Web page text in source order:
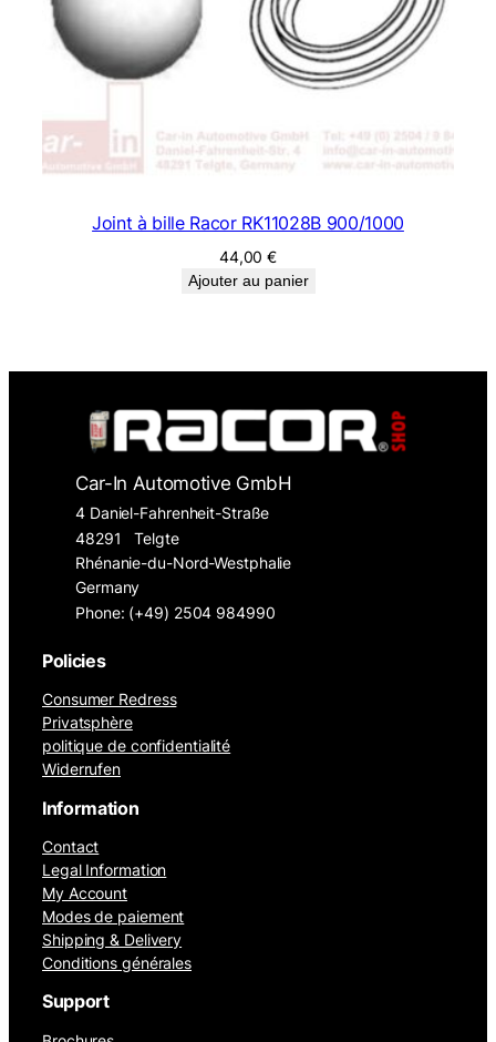
Joint à bille Racor RK11028B 900/1000
44,00€
Ajouter au panier
Car-In Automotive GmbH
4 Daniel-Fahrenheit-Straße
48291
Telgte
Rhénanie-du-Nord-Westphalie
Germany
Phone: (+49) 2504 984990
Policies
Consumer Redress
Privatsphère
politique de confidentialité
Widerrufen
Information
Contact
Legal Information
My Account
Modes de paiement
Shipping & Delivery
Conditions générales
Support